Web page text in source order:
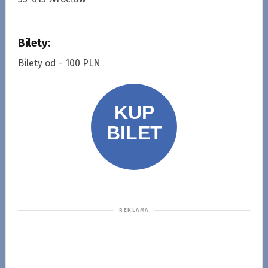
Bilety:
Bilety od - 100 PLN